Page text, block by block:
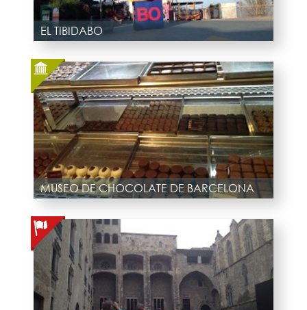
EL TIBIDABO
MUSEO DE CHOCOLATE DE BARCELONA